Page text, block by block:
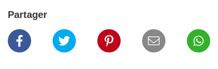
Partager